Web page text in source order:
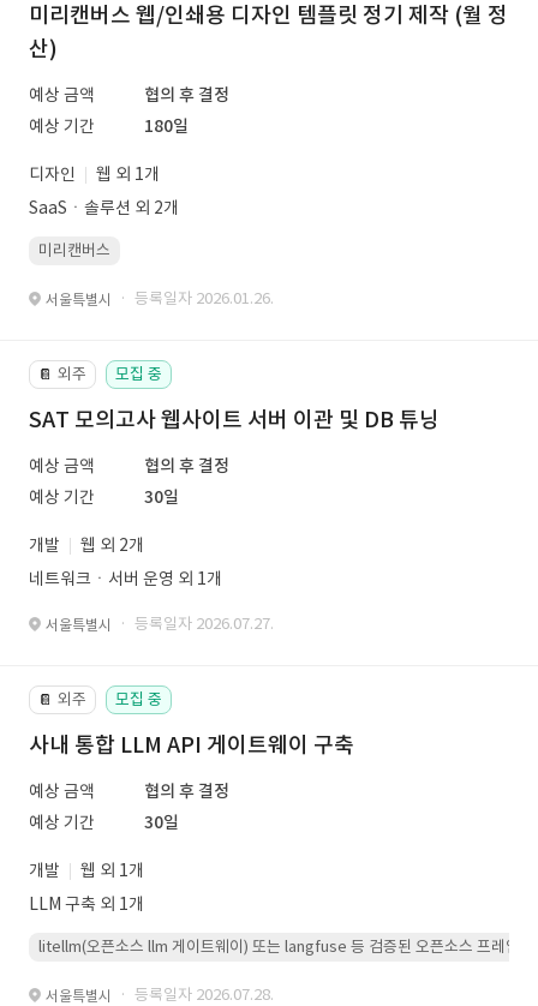
미리캔버스 웹/인쇄용 디자인 템플릿 정기 제작 (월 정
산)
예상 금액
협의 후 결정
예상 기간
180일
디자인
웹 외 1개
SaaSㆍ솔루션 외 2개
미리캔버스
서울특별시 · 등록일자 2026.01.26.
📔 외주 모집 중
SAT 모의고사 웹사이트 서버 이관 및 DB 튜닝
예상 금액
협의 후 결정
예상 기간
30일
개발
웹 외 2개
네트워크ㆍ서버 운영 외 1개
서울특별시 · 등록일자 2026.07.27.
📔 외주 모집 중
사내 통합 LLM API 게이트웨이 구축
예상 금액
협의 후 결정
예상 기간
30일
개발
웹 외 1개
LLM 구축 외 1개
litellm(오픈소스 llm 게이트웨이) 또는 langfuse 등 검증된 오픈소스 프레임워
서울특별시 · 등록일자 2026.07.28.